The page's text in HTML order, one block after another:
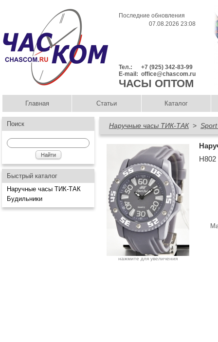
Последние обновления
07.08.2026 23:08
Тел.:
+7 (925) 342-83-99
E-mail: office@chascom.ru
ЧАСЫ ОПТОМ
Главная Статьи Каталог
Поиск
Быстрый каталог
Наручные часы ТИК-ТАК
Будильники
Наручные часы ТИК-ТАК>
нажмите для увеличения